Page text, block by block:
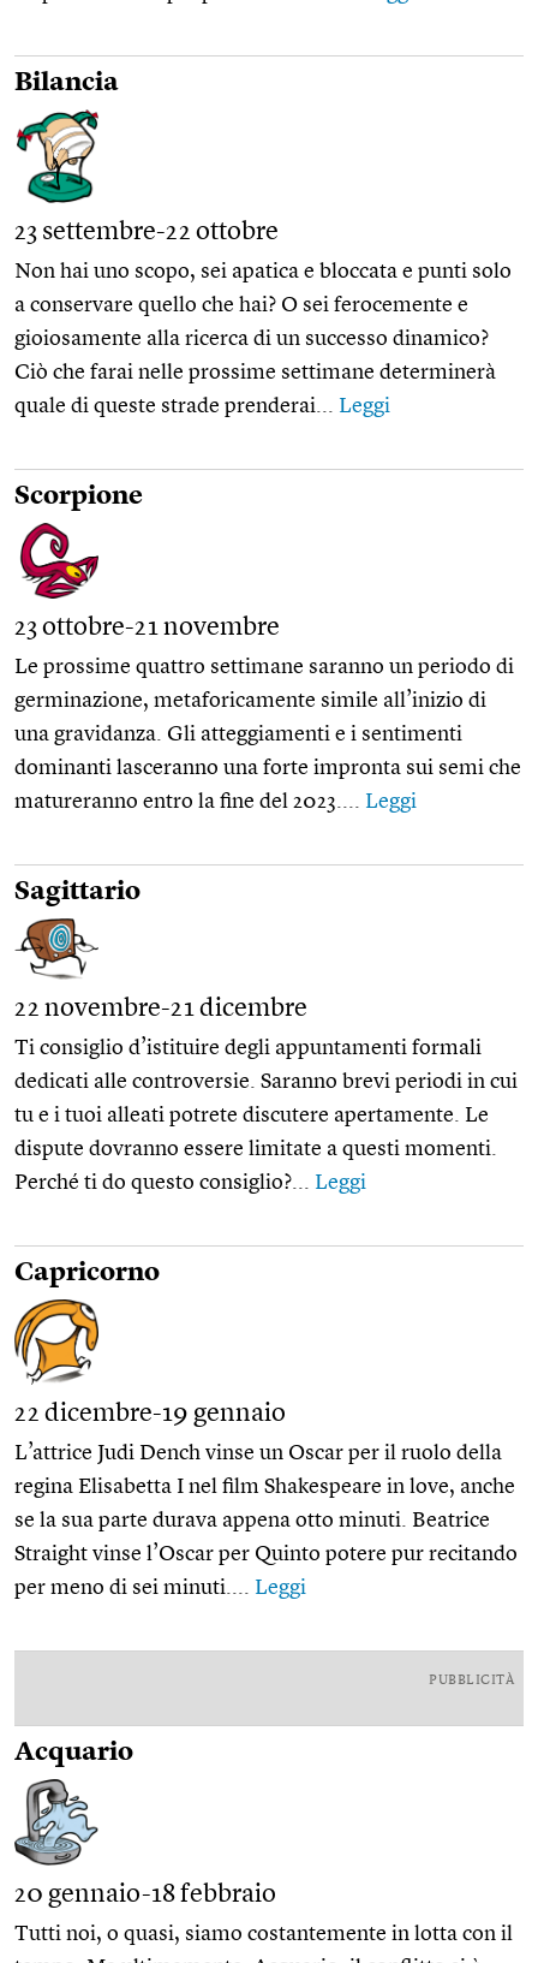
Bilancia
23 settembre-22 ottobre
Non hai uno scopo, sei apatica e bloccata e punti solo
a conservare quello che hai? O sei ferocemente e
gioiosamente alla ricerca di un successo dinamico?
Ciò che farai nelle prossime settimane determinerà
quale di queste strade prenderai... Leggi
Scorpione
23 ottobre-21 novembre
Le prossime quattro settimane saranno un periodo di
germinazione, metaforicamente simile all’inizio di
una gravidanza. Gli atteggiamenti e i sentimenti
dominanti lasceranno una forte impronta sui semi che
matureranno entro la fine del 2023.... Leggi
Sagittario
22 novembre-21 dicembre
Ti consiglio d’istituire degli appuntamenti formali
dedicati alle controversie. Saranno brevi periodi in cui
tu e i tuoi alleati potrete discutere apertamente. Le
dispute dovranno essere limitate a questi momenti.
Perché ti do questo consiglio?... Leggi
Capricorno
22 dicembre-19 gennaio
L’attrice Judi Dench vinse un Oscar per il ruolo della
regina Elisabetta I nel film Shakespeare in love, anche
se la sua parte durava appena otto minuti. Beatrice
Straight vinse l’Oscar per Quinto potere pur recitando
per meno di sei minuti.... Leggi
PUBBLICITÀ
Acquario
20 gennaio-18 febbraio
Tutti noi, o quasi, siamo costantemente in lotta con il